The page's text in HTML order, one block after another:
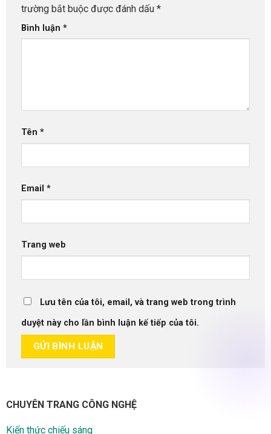
trường bắt buộc được đánh dấu *
Bình luận *
Tên *
Email *
Trang web
Lưu tên của tôi, email, và trang web trong trình
duyệt này cho lần bình luận kế tiếp của tôi.
CHUYÊN TRANG CÔNG NGHỆ
Kiến thức chiếu sáng